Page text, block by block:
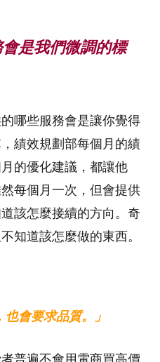
會是我們微調的標
哪些服務會是讓你覺得
績效規劃部每個月的績
的優化建議，都讓他
每個月一次，但會提供
該怎麼接續的方向。奇
知道該怎麼做的東西。
也會要求品質。」